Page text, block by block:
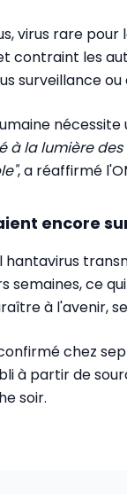
virus rare
contraint les
surveillance ou
à la lumière
, a réaffirmé
encore
hantavirus
semaines, ce
à l'avenir,
chez
à partir de
soir.